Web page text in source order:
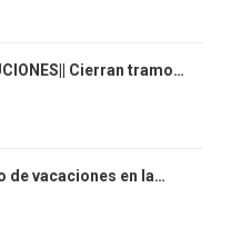
Cierran tramo…
de vacaciones en la…